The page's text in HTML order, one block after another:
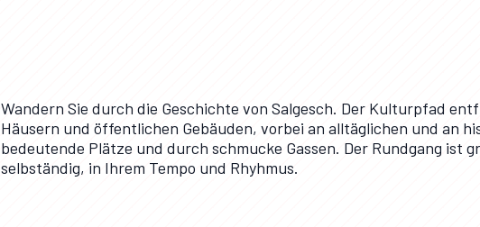
Wandern Sie durch die Geschichte von Salgesch. Der Kulturpfad
Häusern und öffentlichen Gebäuden, vorbei an alltäglichen und an
bedeutende Plätze und durch schmucke Gassen. Der Rundgang ist
selbständig, in Ihrem Tempo und Rhyhmus.